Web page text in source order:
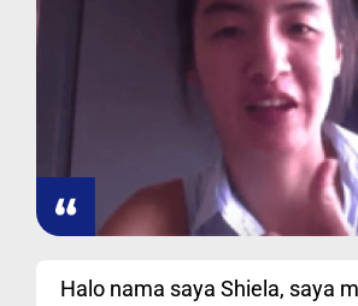
Halo nama saya Shiela, saya